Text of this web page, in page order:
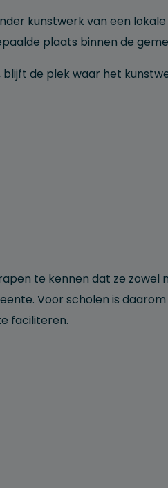
kunstwerk van een
plaats binnen de
de plek waar het
te kennen dat ze zowel
Voor scholen is
faciliteren.